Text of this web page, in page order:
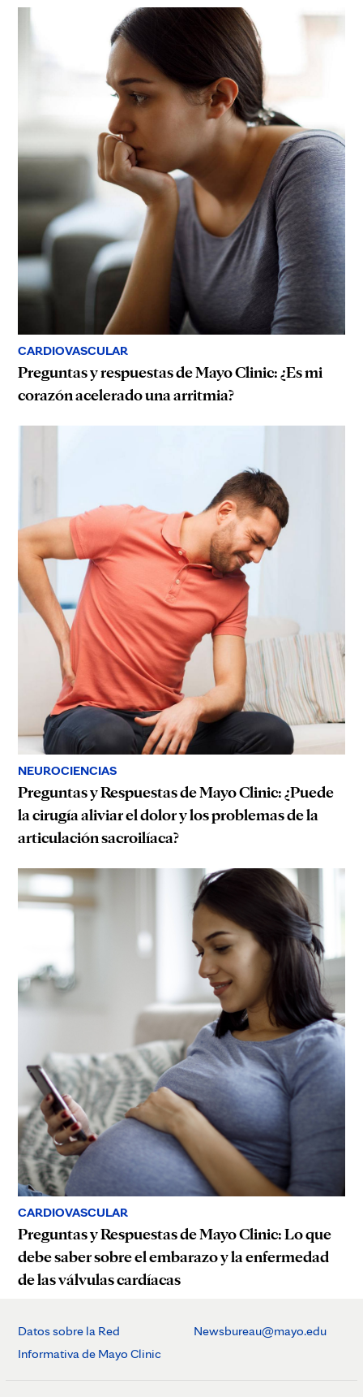
CARDIOVASCULAR
Preguntas y respuestas de Mayo Clinic: ¿Es mi
corazón acelerado una arritmia?
NEUROCIENCIAS
Preguntas y Respuestas de Mayo Clinic: ¿Puede
la cirugía aliviar el dolor y los problemas de la
articulación sacroilíaca?
CARDIOVASCULAR
Preguntas y Respuestas de Mayo Clinic: Lo que
debe saber sobre el embarazo y la enfermedad
de las válvulas cardíacas
Datos sobre la Red
Informativa de Mayo Clinic
Newsbureau@mayo.edu